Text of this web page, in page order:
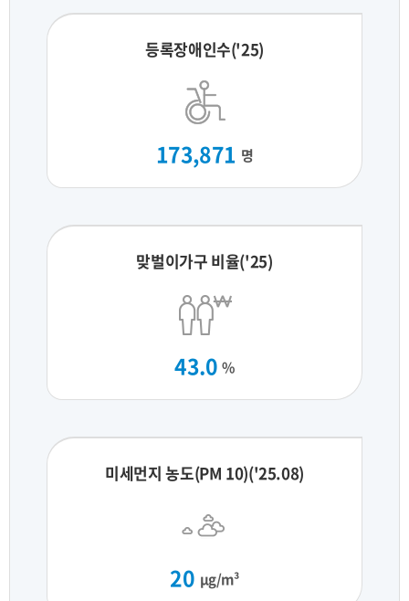
등록장애인수('25)
173,871 명
맞벌이가구 비율('25)
43.0 %
미세먼지 농도(PM 10)('25.08)
20 μg/m³